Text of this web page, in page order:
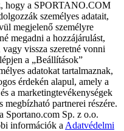
hogy a SPORTANO.COM
személyes adatait,
megjelenő személyre
megadni a hozzájárulást,
vissza szeretné vonni
a „Beállítások”
adatokat tartalmaznak,
érdekén alapul, amely a
a marketingtevékenységek
megbízható partnerei részére.
Sportano.com Sp. z o.o.
információk a Adatvédelmi